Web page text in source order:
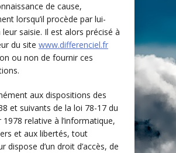
de cause,
lorsqu’il procède par lui-
saisie. Il est alors précisé à
du site www.differenciel.fr
ou non de fournir ces
aux dispositions des
et suivants de la loi 78-17 du
1978 relative à l’informatique,
et aux libertés, tout
dispose d’un droit d’accès, de